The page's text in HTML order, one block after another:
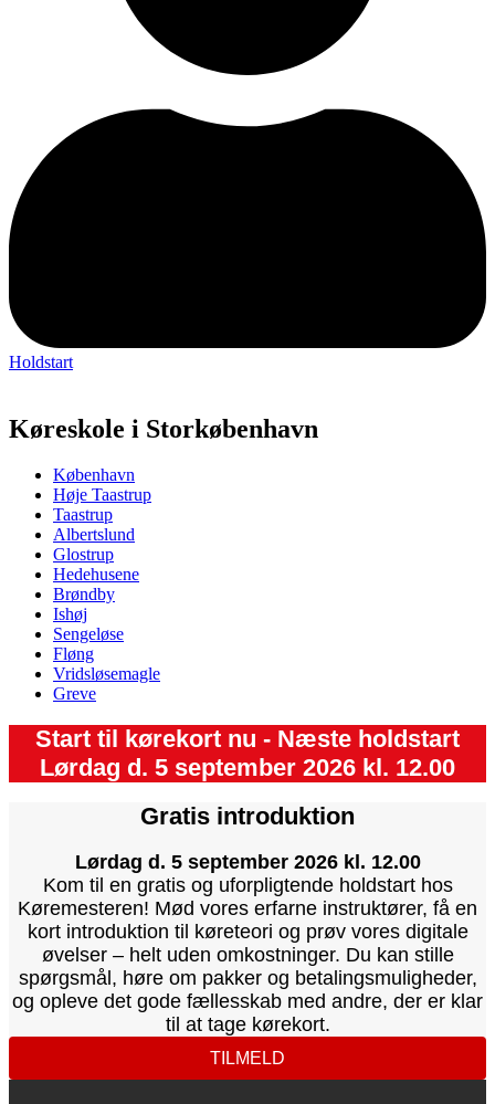
Holdstart
Køreskole i Storkøbenhavn
København
Høje Taastrup
Taastrup
Albertslund
Glostrup
Hedehusene
Brøndby
Ishøj
Sengeløse
Fløng
Vridsløsemagle
Greve
Start til kørekort nu - Næste holdstart
Lørdag d. 5 september 2026 kl. 12.00
Gratis introduktion
Lørdag d. 5 september 2026 kl. 12.00
Kom til en gratis og uforpligtende holdstart hos
Køremesteren! Mød vores erfarne instruktører, få en
kort introduktion til køreteori og prøv vores digitale
øvelser – helt uden omkostninger. Du kan stille
spørgsmål, høre om pakker og betalingsmuligheder,
og opleve det gode fællesskab med andre, der er klar
til at tage kørekort.
TILMELD